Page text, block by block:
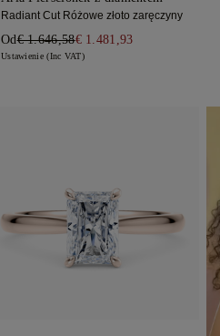
Radiant Cut Różowe złoto zaręczyny
Od€ 1.646,58€ 1.481,93
Ustawienie (Inc VAT)